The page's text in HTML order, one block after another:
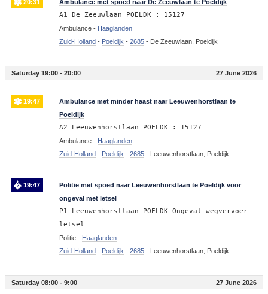
20:31 Ambulance met spoed naar De Zeeuwlaan te Poeldijk
A1 De Zeeuwlaan POELDK : 15127
Ambulance - Haaglanden
Zuid-Holland - Poeldijk- 2685- De Zeeuwlaan, Poeldijk
Saturday 19:00 - 20:00 27 June 2026
19:47
Ambulance met minder haast naar Leeuwenhorstlaan te
Poeldijk
A2 Leeuwenhorstlaan POELDK : 15127
Ambulance - Haaglanden
Zuid-Holland - Poeldijk- 2685- Leeuwenhorstlaan, Poeldijk
19:47
Politie met spoed naar Leeuwenhorstlaan te Poeldijk voor
ongeval met letsel
P1 Leeuwenhorstlaan POELDK Ongeval wegvervoer
letsel
Politie - Haaglanden
Zuid-Holland - Poeldijk- 2685- Leeuwenhorstlaan, Poeldijk
Saturday 08:00 - 9:00 27 June 2026